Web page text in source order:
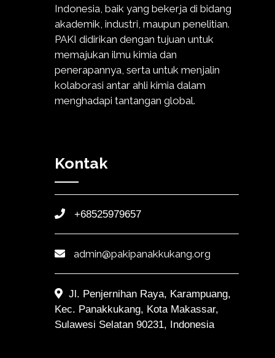
Indonesia, baik yang bekerja di bidang
akademik, industri, maupun penelitian.
PAKI didirikan dengan tujuan untuk
memajukan ilmu kimia dan
penerapannya, serta untuk menjalin
kolaborasi antar ahli kimia dalam
menghadapi tantangan global.
Kontak
+68525979657
admin@pakipanakkukang.org
Jl. Penjernihan Raya, Karampuang,
Kec. Panakkukang, Kota Makassar,
Sulawesi Selatan 90231, Indonesia